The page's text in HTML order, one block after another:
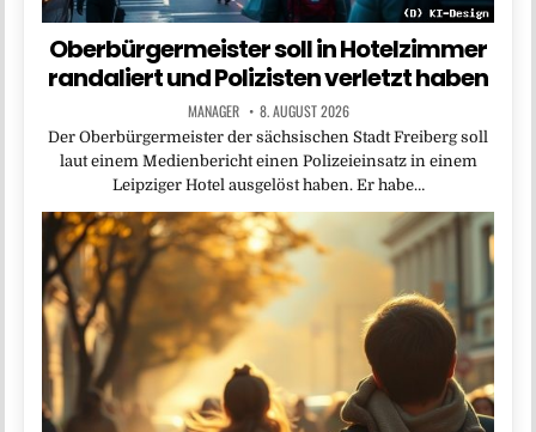
Oberbürgermeister soll in Hotelzimmer
randaliert und Polizisten verletzt haben
MANAGER 8. AUGUST 2026
Der Oberbürgermeister der sächsischen Stadt Freiberg soll
laut einem Medienbericht einen Polizeieinsatz in einem
Leipziger Hotel ausgelöst haben. Er habe…